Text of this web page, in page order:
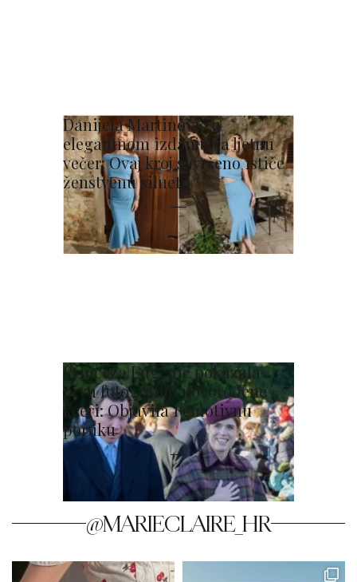
Danijela Martinović u
elegantnom izdanju za ljetnu
večer: Ovaj kroj savršeno ističe
ženstvenu siluetu
Princeza Eugenie pokazala
prvu fotografiju novorođene
kćeri: Objavila i emotivnu
poruku
@MARIECLAIRE_HR